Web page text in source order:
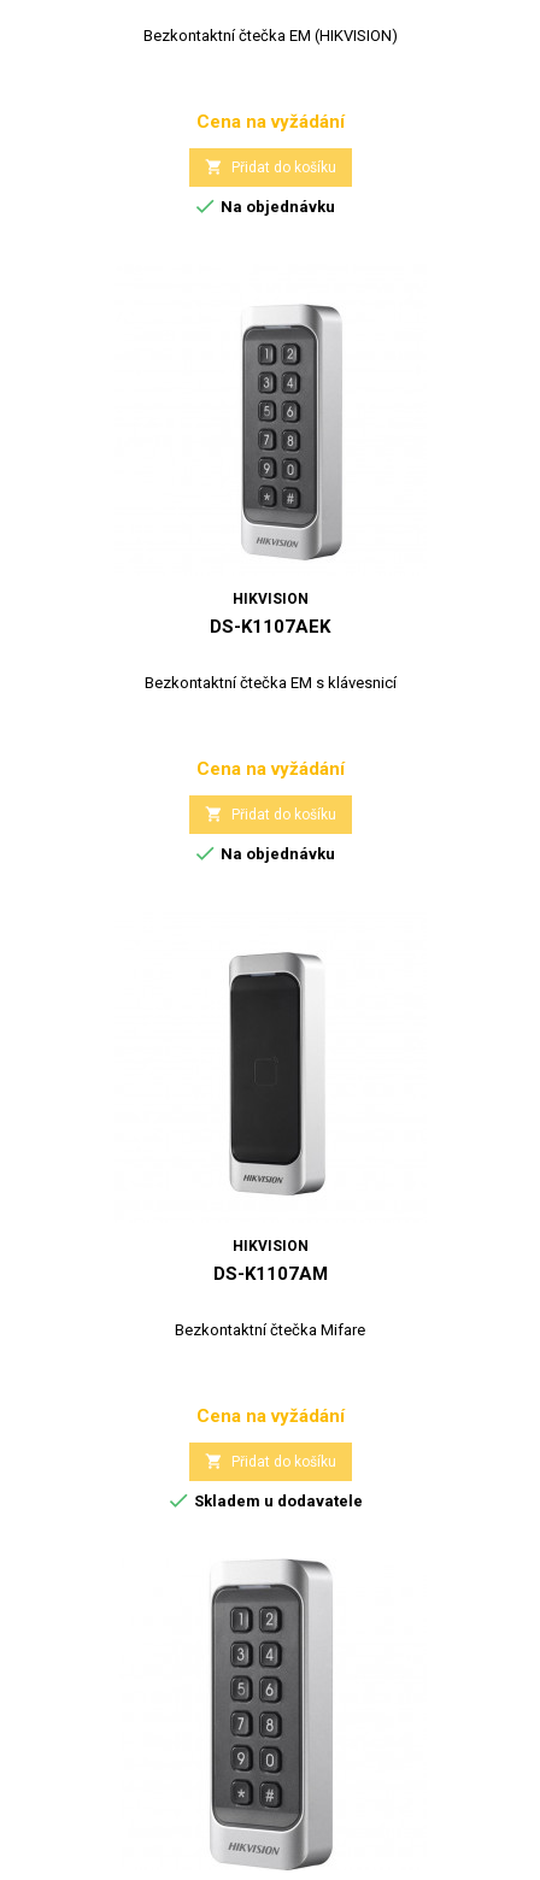
Bezkontaktní čtečka EM (HIKVISION)
Cena
Cena na vyžádání
 Přidat do košíku
 Na objednávku
HIKVISION
DS-K1107AEK
Bezkontaktní čtečka EM s klávesnicí
Cena
Cena na vyžádání
 Přidat do košíku
 Na objednávku
HIKVISION
DS-K1107AM
Bezkontaktní čtečka Mifare
Cena
Cena na vyžádání
 Přidat do košíku
 Skladem u dodavatele